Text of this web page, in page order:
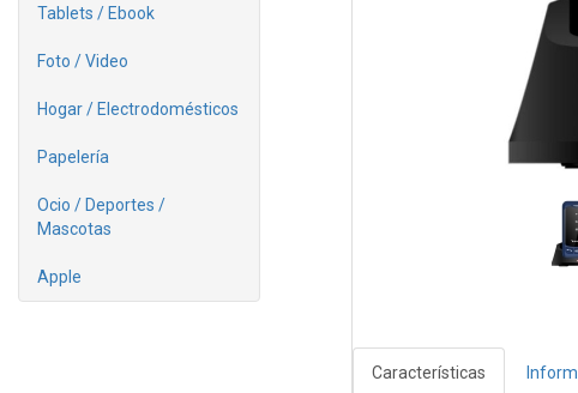
Tablets / Ebook
Foto / Video
Hogar / Electrodomésticos
Papelería
Ocio / Deportes /
Mascotas
Apple
Características